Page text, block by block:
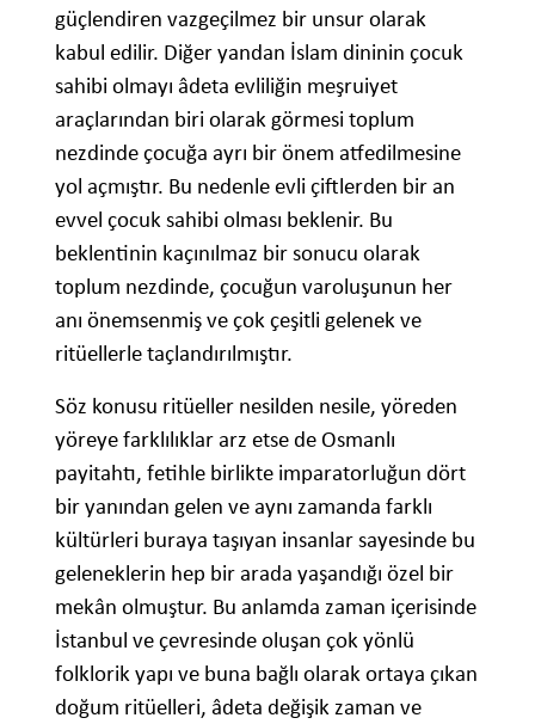
güçlendiren vazgeçilmez bir unsur olarak
kabul edilir. Diğer yandan İslam dininin çocuk
sahibi olmayı âdeta evliliğin meşruiyet
araçlarından biri olarak görmesi toplum
nezdinde çocuğa ayrı bir önem atfedilmesine
yol açmıştır. Bu nedenle evli çiftlerden bir an
evvel çocuk sahibi olması beklenir. Bu
beklentinin kaçınılmaz bir sonucu olarak
toplum nezdinde, çocuğun varoluşunun her
anı önemsenmiş ve çok çeşitli gelenek ve
ritüellerle taçlandırılmıştır.
Söz konusu ritüeller nesilden nesile, yöreden
yöreye farklılıklar arz etse de Osmanlı
payitahtı, fetihle birlikte imparatorluğun dört
bir yanından gelen ve aynı zamanda farklı
kültürleri buraya taşıyan insanlar sayesinde bu
geleneklerin hep bir arada yaşandığı özel bir
mekân olmuştur. Bu anlamda zaman içerisinde
İstanbul ve çevresinde oluşan çok yönlü
folklorik yapı ve buna bağlı olarak ortaya çıkan
doğum ritüelleri, âdeta değişik zaman ve